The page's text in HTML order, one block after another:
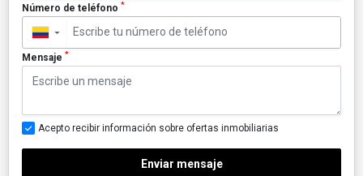
Número de teléfono *
▼
Mensaje *
Acepto recibir información sobre ofertas inmobiliarias
Enviar mensaje